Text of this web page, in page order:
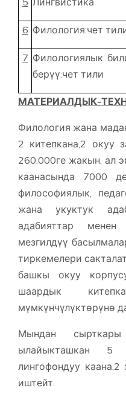
6 Филология:чет
7 Филологиялык
берүү:чет тили
МАТЕРИАЛДЫК-
Филология жана
2 китепкана,2 окуу
260.000ге жакын, ал
каанасында 7000
философиялык,
жана укуктук
адабияттар
мезгилдүү
тиркемелери
башкы окуу
шаардык
мүмкүнчүлүктөрүнө
Мындан
ылайыкташкан 5
лингофондуу
иштейт.